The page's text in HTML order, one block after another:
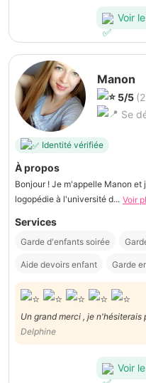
Voir
Manon
5/5
Se
Identité vérifiée
À propos
Bonjour ! Je m'appelle Manon et
logopédie à l'université d... Voir
Services
Garde d'enfants soirée
Aide devoirs enfant Garde
Un grand merci , je
prochaines fois .
Delphine
Voir